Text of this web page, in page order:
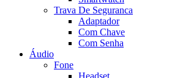
Trava De Seguranca
Adaptador
Com Chave
Com Senha
Áudio
Fone
Headset